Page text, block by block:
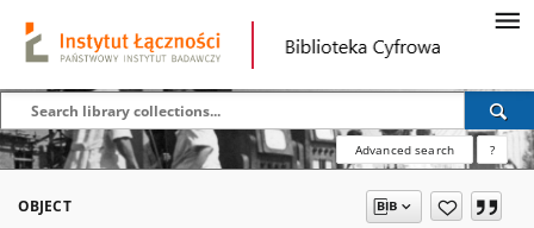
Advanced search ?
OBJECT